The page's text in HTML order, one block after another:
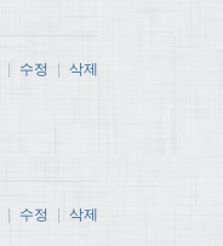
수정 삭제
수정 삭제